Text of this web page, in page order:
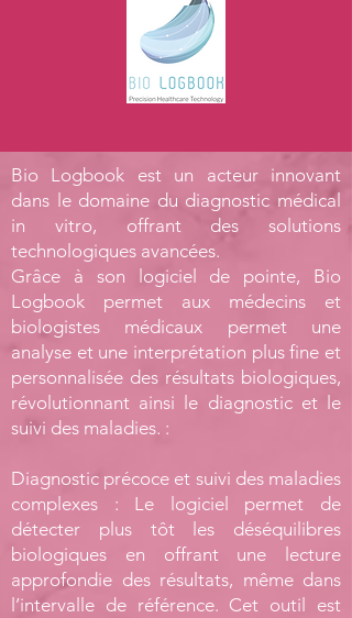
Bio Logbook est un acteur innovant
dans le domaine du diagnostic médical
in vitro, offrant des solutions
technologiques avancées.
Grâce à son logiciel de pointe, Bio
Logbook permet aux médecins et
biologistes médicaux permet une
analyse et une interprétation plus fine et
personnalisée des résultats biologiques,
révolutionnant ainsi le diagnostic et le
suivi des maladies. :
Diagnostic précoce et suivi des maladies
complexes : Le logiciel permet de
détecter plus tôt les déséquilibres
biologiques en offrant une lecture
approfondie des résultats, même dans
l’intervalle de référence. Cet outil est